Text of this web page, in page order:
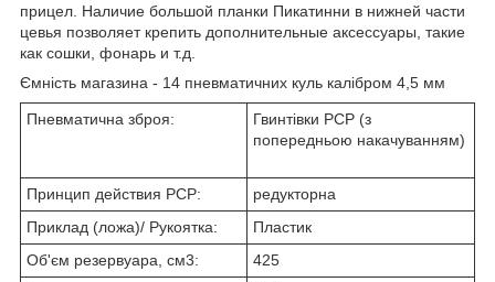
прицел. Наличие большой планки Пикатинни в нижней части
цевья позволяет крепить дополнительные аксессуары, такие
как сошки, фонарь и т.д.
Ємність магазина - 14 пневматичних куль калібром 4,5 мм
Пневматична зброя:
Гвинтівки РСР (з
попередньою накачуванням)
Принцип действия PCP:
редукторна
Приклад (ложа)/ Рукоятка:
Пластик
Об'єм резервуара, см3:
425